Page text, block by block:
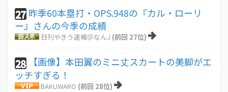
27 昨季60本塁打・OPS.948の『カル・ローリ
ー』さんの今季の成績
日刊やきう速報＠なんJ (前回 27位)
28
【画像】本田翼のミニ丈スカートの美脚がエ
ッチすぎる！
BAKUWARO (前回 28位)